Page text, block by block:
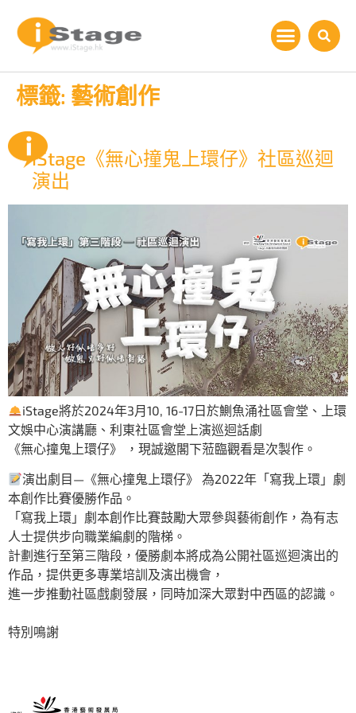
標籤: 藝術創作
iStage《無心撞鬼上環仔》社區巡迴
演出
iStage將於2024年3月10, 16-17日於鰂魚涌社區會堂、上環
文娛中心演講廳、利東社區會堂上演巡迴話劇
《無心撞鬼上環仔》 ，現誠邀閣下蒞臨觀看是次製作。
演出劇目—《無心撞鬼上環仔》 為2022年「寫我上環」劇
本創作比賽優勝作品。
「寫我上環」劇本創作比賽鼓勵大眾參與藝術創作，為有志
人士提供步向職業編劇的階梯。
計劃進行至第三階段，優勝劇本將成為公開社區巡迴演出的
作品，提供更多專業培訓及演出機會，
進一步推動社區戲劇發展，同時加深大眾對中西區的認識。
特別鳴謝